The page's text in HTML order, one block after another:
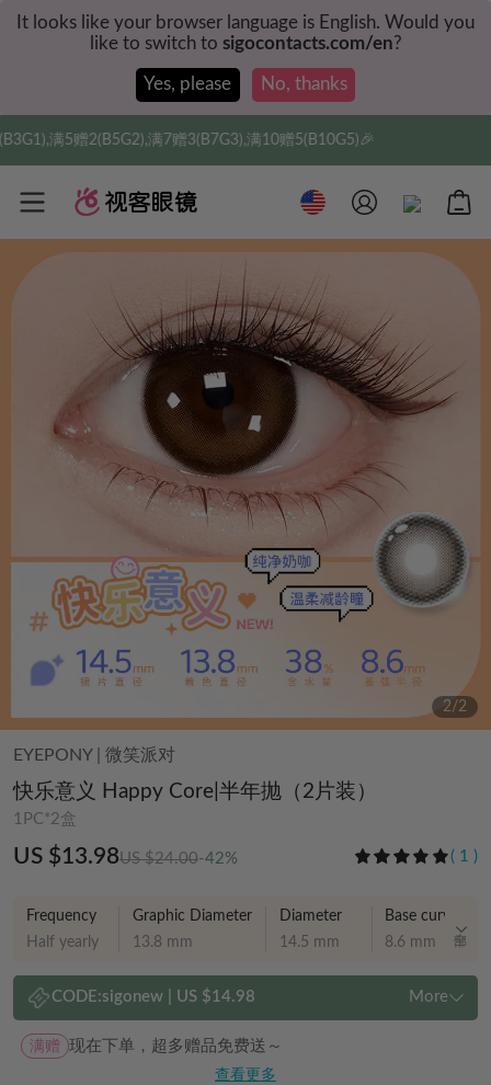
It looks like your browser language is English. Would you
like to switch to sigocontacts.com/en?
Yes, please No, thanks
满7赠3(B7G3),满10赠5(B10G5)🎉
2/2
EYEPONY| 微笑派对
快乐意义 Happy Core|半年抛（2片装）
1PC*2盒
US $13.98US $24.00-42% ( 1 )
Frequency
Half yearly
Graphic Diameter
13.8 mm
Diameter
14.5 mm
Base curve
8.6 mm
CODE:sigonew| US $14.98 More
满赠 现在下单，超多赠品免费送～
查看更多